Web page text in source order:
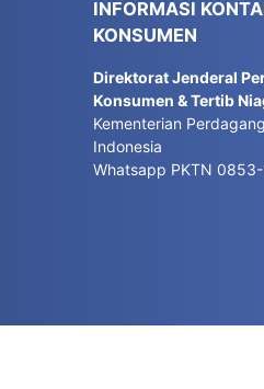
INFORMASI
KONSUMEN
Direktorat Jenderal
Konsumen & Tertib
Kementerian
Indonesia
Whatsapp PKTN 0853-